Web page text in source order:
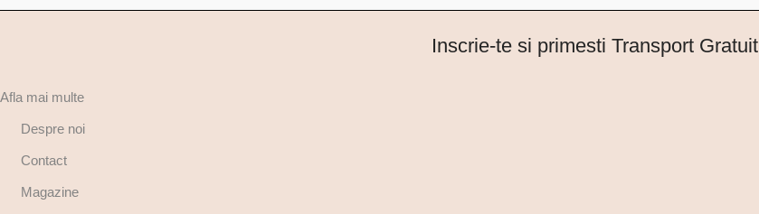
Inscrie-te si primesti Transport Gratuit
Afla mai multe
Despre noi
Contact
Magazine